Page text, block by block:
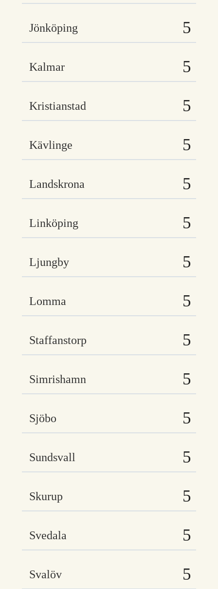
Jönköping
Kalmar
Kristianstad
Kävlinge
Landskrona
Linköping
Ljungby
Lomma
Staffanstorp
Simrishamn
Sjöbo
Sundsvall
Skurup
Svedala
Svalöv